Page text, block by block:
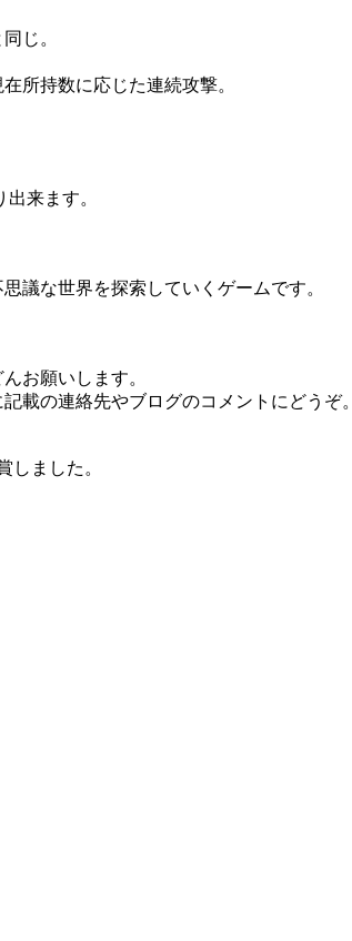
じ。
所持数に応じた連続攻撃。
来ます。
議な世界を探索していくゲームです。
お願いします。
載の連絡先やブログのコメントにどうぞ。
しました。